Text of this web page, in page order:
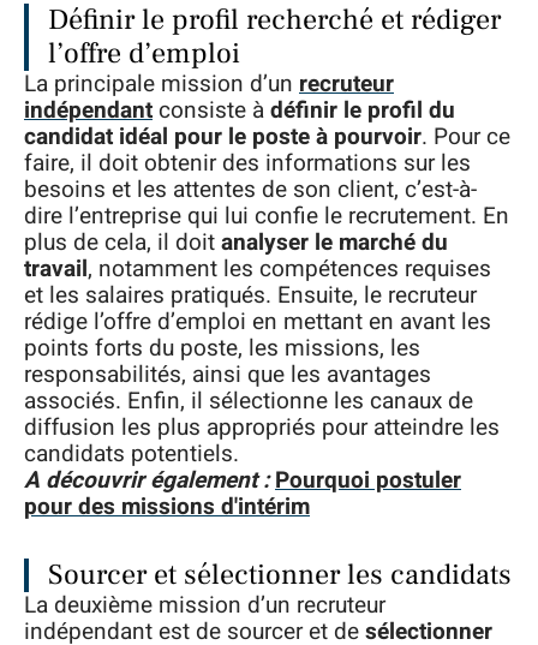
Définir le profil recherché et rédiger
l’offre d’emploi
La principale mission d’un recruteur
indépendantconsiste àdéfinir le profil du
candidat idéal pour le poste à pourvoir. Pour ce
faire, il doit obtenir des informations sur les
besoins et les attentes de son client, c’est-à-
dire l’entreprise qui lui confie le recrutement. En
plus de cela, il doitanalyser le marché du
travail, notamment les compétences requises
et les salaires pratiqués. Ensuite, le recruteur
rédige l’offre d’emploi en mettant en avant les
points forts du poste, les missions, les
responsabilités, ainsi que les avantages
associés. Enfin, il sélectionne les canaux de
diffusion les plus appropriés pour atteindre les
candidats potentiels.
A découvrir également :Pourquoi postuler
pour des missions d'intérim
Sourcer et sélectionner les candidats
La deuxième mission d’un recruteur
indépendant est de sourcer et desélectionner